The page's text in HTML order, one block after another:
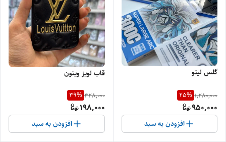
گلس لیتو
1,280,000
25%
950,000
افزودن به سبد
قاب لویز ویتون
328,000
39%
198,000
افزودن به سبد